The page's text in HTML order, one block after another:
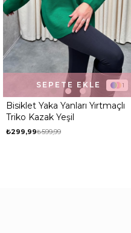
1
Bisiklet Yaka Yanları Yırtmaçlı
Triko Kazak Yeşil
₺299,99₺599,99
SEPETE EKLE